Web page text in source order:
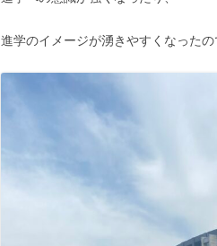
進学のイメージが湧きやすくなったの